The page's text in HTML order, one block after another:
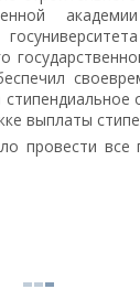
академии
выплаты
провести все